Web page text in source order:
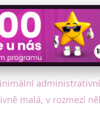
malá, v rozmezí